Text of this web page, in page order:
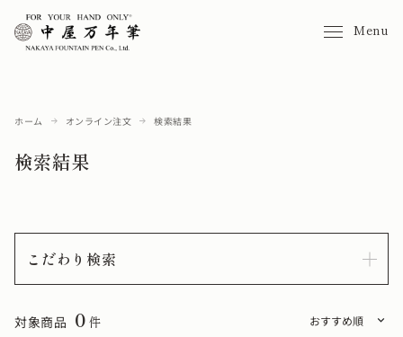
Menu
ホーム オンライン注文 検索結果
検索結果
こだわり検索
対象商品 0 件